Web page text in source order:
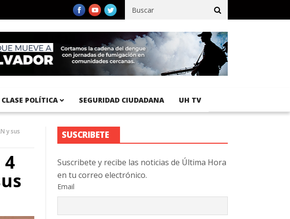
Internacional del Pacífico registra 92 % de avance en obras de terracería
CLASE POLÍTICA SEGURIDAD CIUDADANA UH TV
y sus
SUSCRIBETE
Suscribete y recibe las noticias de Última Hora
en tu correo electrónico.
Email